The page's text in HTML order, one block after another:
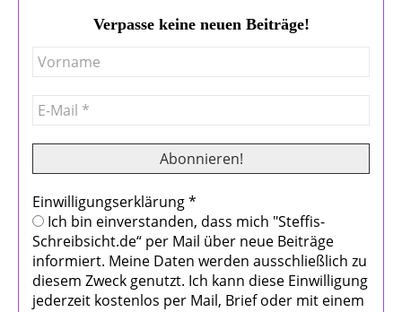
Verpasse keine neuen Beiträge!
Einwilligungserklärung*
Ich bin einverstanden, dass mich "Steffis-
Schreibsicht.de“ per Mail über neue Beiträge
informiert. Meine Daten werden ausschließlich zu
diesem Zweck genutzt. Ich kann diese Einwilligung
jederzeit kostenlos per Mail, Brief oder mit einem